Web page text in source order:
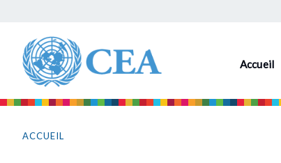
contenu
principal
Accueil
êtes
ACCUEIL